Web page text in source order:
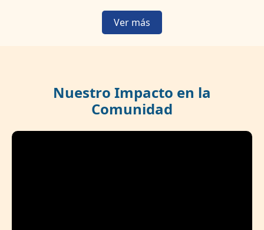
Ver más
Nuestro Impacto en la
Comunidad